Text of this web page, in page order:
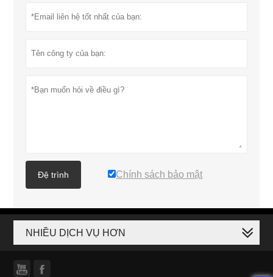
Đệ trình Chính sách bảo mật
NHIỀU DỊCH VỤ HƠN
 